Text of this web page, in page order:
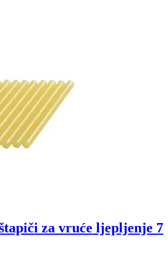
za vruće ljepljenje 7